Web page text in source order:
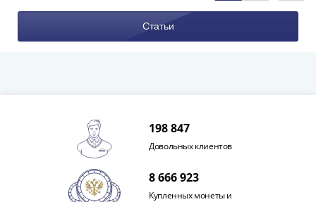
(1383-
Президентские
Статьи
198 847
Довольных клиентов
8 666 923
Купленных монеты и